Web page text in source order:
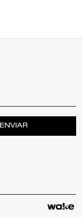
ENVIAR